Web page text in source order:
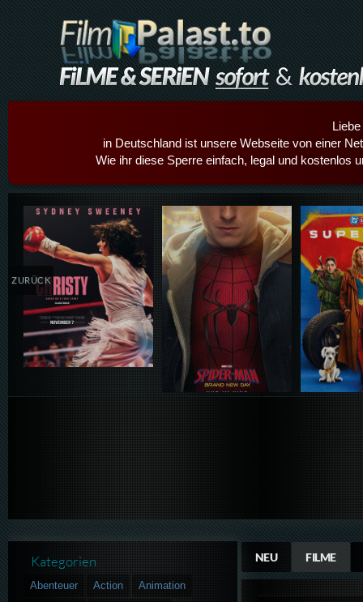
in Deutschland ist unsere Webseite von einer
Wie ihr diese Sperre einfach, legal und kostenlos
Details,Play Details,Play
ZURÜCK
NEU FILME
Kategorien
Abenteuer Action
Animation